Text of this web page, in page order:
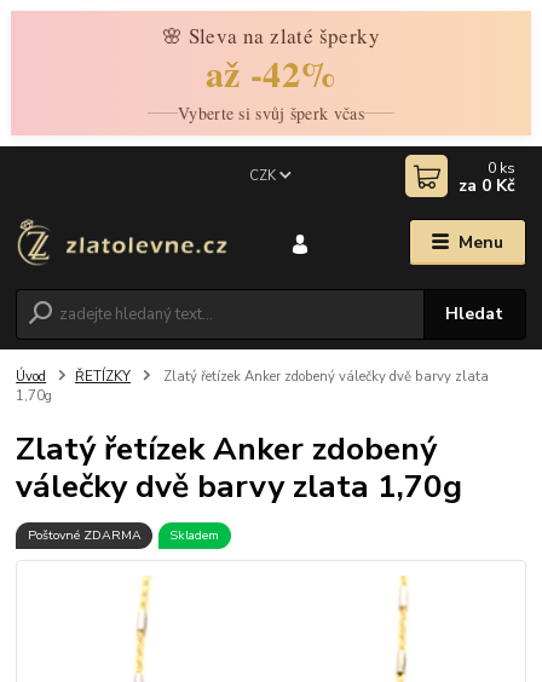
🌸 Sleva na zlaté šperky
až -42%
Vyberte si svůj šperk včas
Menu
CZK
Hledat
0 ks
za 0 Kč
Úvod ŘETÍZKY
Zlatý řetízek Anker zdobený válečky dvě barvy zlata
1,70g
Zlatý řetízek Anker zdobený
válečky dvě barvy zlata 1,70g
Poštovné ZDARMA Skladem